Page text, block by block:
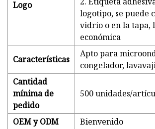
Logo
logotipo, se puede
vidrio o en la tapa,
económica
Características
Apto para
congelador,
Cantidad
mínima de
pedido
500 unidades/
OEM y ODM
Bienvenido